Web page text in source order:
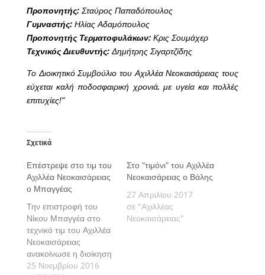
Προπονητής:Σταύρος Παπαδόπουλος
Γυμναστής:Ηλίας Αδαμόπουλος
Προπονητής Τερματοφυλάκων:Κρις Σουμάχερ
Τεχνικός Διευθυντής:Δημήτρης Σιγαρτζίδης
Το Διοικητικό Συμβούλιο του Αχιλλέα Νεοκαισάρειας τους
εύχεται καλή ποδοσφαιρική χρονιά, με υγεία και πολλές
επιτυχίες!”
Σχετικά
Επέστρεψε στο τιμ του
Αχιλλέα Νεοκαισάρειας
ο Μπαγγέας
Την επιστροφή του
Νίκου Μπαγγέα στο
τεχνικό τιμ του Αχιλλέα
Νεοκαισάρειας
ανακοίνωσε η διοίκηση
της ομάδας. Ο
25 Νοεμβρίου 2016
Στο “τιμόνι” του Αχιλλέα
Νεοκαισάρειας ο Βάλης
27 Απριλίου 2017
σε "Αχιλλέας
Νεοκαισάρειας"